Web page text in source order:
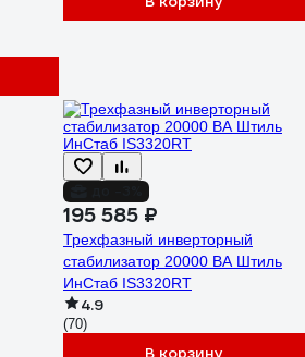
195 585 ₽
Трехфазный инверторный
стабилизатор 20000 ВА Штиль
ИнСтаб IS3320RT
4.9
(70)
В корзину